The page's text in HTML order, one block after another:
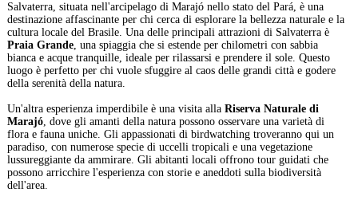
Salvaterra, situata nell'arcipelago di Marajó nello stato del Pará, è una
destinazione affascinante per chi cerca di esplorare la bellezza naturale e la
cultura locale del Brasile. Una delle principali attrazioni di Salvaterra è
Praia Grande, una spiaggia che si estende per chilometri con sabbia
bianca e acque tranquille, ideale per rilassarsi e prendere il sole. Questo
luogo è perfetto per chi vuole sfuggire al caos delle grandi città e godere
della serenità della natura.
Un'altra esperienza imperdibile è una visita alla Riserva Naturale di
Marajó, dove gli amanti della natura possono osservare una varietà di
flora e fauna uniche. Gli appassionati di birdwatching troveranno qui un
paradiso, con numerose specie di uccelli tropicali e una vegetazione
lussureggiante da ammirare. Gli abitanti locali offrono tour guidati che
possono arricchire l'esperienza con storie e aneddoti sulla biodiversità
dell'area.